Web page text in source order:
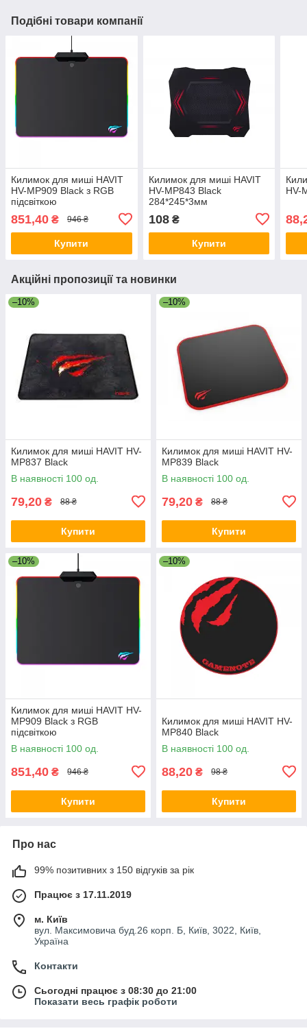
Подібні товари компанії
Килимок для миші HAVIT
HV-MP909 Black з RGB
підсвіткою
851,40 ₴ 946 ₴
Купити
Килимок для миші HAVIT
HV-MP843 Black
284*245*3мм
108₴
Купити
HV-
Акційні пропозиції та новинки
–10%
Килимок для миші HAVIT HV-
MP837 Black
В наявності 100 од.
79,20 ₴ 88 ₴
Купити
–10%
Килимок для миші HAVIT HV-
MP839 Black
В наявності 100 од.
79,20 ₴ 88 ₴
Купити
–10%
Килимок для миші HAVIT HV-
MP909 Black з RGB
підсвіткою
В наявності 100 од.
851,40 ₴ 946 ₴
Купити
–10%
Килимок для миші HAVIT HV-
MP840 Black
В наявності 100 од.
88,20 ₴ 98 ₴
Купити
Про нас
99% позитивних з 150 відгуків за рік
Працює з 17.11.2019
м. Київ
вул. Максимовича буд.26 корп. Б, Київ, 3022, Київ,
Україна
Контакти
Сьогодні працює з 08:30 до 21:00
Показати весь графік роботи